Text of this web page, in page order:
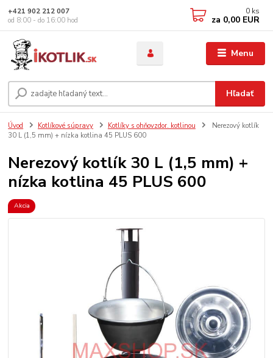
Menu
Hľadať
+421 902 212 007
od 8:00 - do 16:00 hod
0 ks
za 0,00 EUR
Úvod Kotlíkové súpravy Kotlíky s ohňovzdor. kotlinou
Nerezový kotlík
30 L (1,5 mm) + nízka kotlina 45 PLUS 600
Nerezový kotlík 30 L (1,5 mm) +
nízka kotlina 45 PLUS 600
Akcia